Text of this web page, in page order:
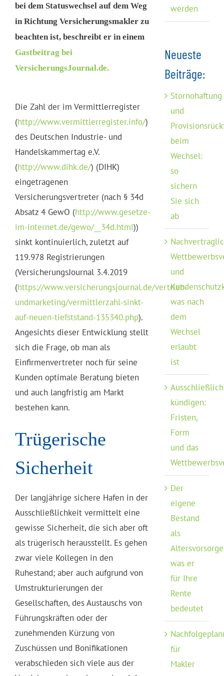
bei dem Statuswechsel auf dem Weg
in Richtung Versicherungsmakler zu
beachten ist, beschreibt er in einem
Gastbeitrag bei
VersicherungsJournal.de.
Die Zahl der im Vermittlerregister
(http://www.vermittlerregister.info/)
des Deutschen Industrie- und
Handelskammertag e.V.
(http://www.dihk.de/) (DIHK)
eingetragenen
Versicherungsvertreter (nach § 34d
Absatz 4 GewO (http://www.gesetze-
im-internet.de/gewo/__34d.html))
sinkt kontinuierlich, zuletzt auf
119.978 Registrierungen
(VersicherungsJournal 3.4.2019
(https://www.versicherungsjournal.de/vertrieb-
undmarketing/vermittlerzahl-sinkt-
auf-neuen-tiefststand-135340.php).
Angesichts dieser Entwicklung stellt
sich die Frage, ob man als
Einfirmenvertreter noch für seine
Kunden optimale Beratung bieten
und auch langfristig am Markt
bestehen kann.
Trügerische
Sicherheit
Der langjährige sichere Hafen in der
Ausschließlichkeit vermittelt eine
gewisse Sicherheit, die sich aber oft
als trügerisch herausstellt. Es gehen
zwar viele Kollegen in den
Ruhestand; aber auch aufgrund von
Umstrukturierungen der
Gesellschaften, des Austauschs von
Führungskräften oder der
zunehmenden Kürzung von
Zuschüssen und Bonifikationen
verabschieden sich viele aus der
werden
Neueste
Beiträge:
Stornohaftung
und
beim
Wechsel:
so
sichern
Sie sich
ab
und
was nach
dem
Wechsel
erlaubt
ist
kündigen:
Fristen,
Form
und das
Der
eigene
Bestand
als
was er
für Ihre
Rente
bedeutet
für
Makler